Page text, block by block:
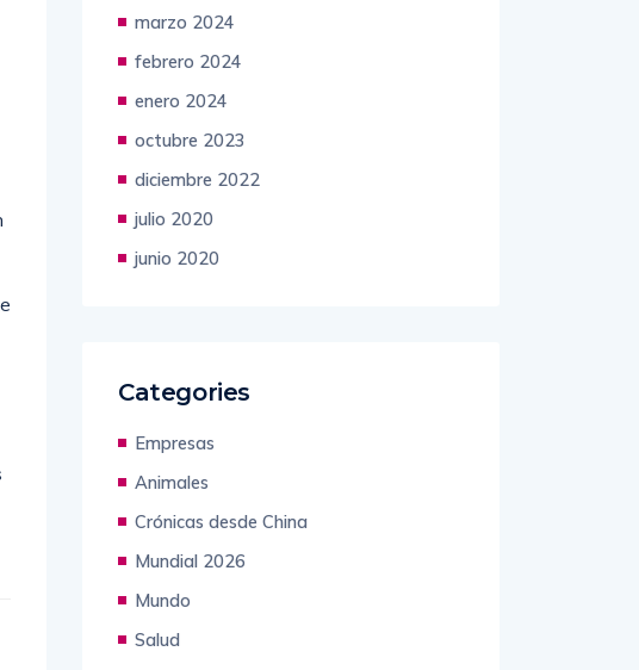
abril 2024
marzo 2024
febrero 2024
enero 2024
octubre 2023
diciembre 2022
julio 2020
Categories
Empresas
Animales
Crónicas desde China
Mundial 2026
Mundo